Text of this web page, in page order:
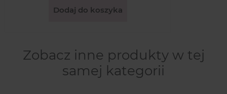
Dodaj do koszyka
Zobacz inne produkty w tej
samej kategorii